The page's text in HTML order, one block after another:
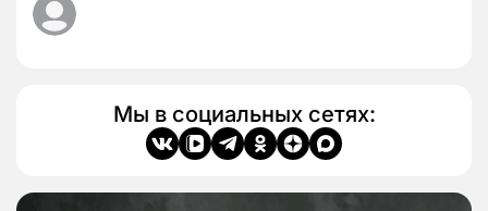
Мы в социальных сетях: